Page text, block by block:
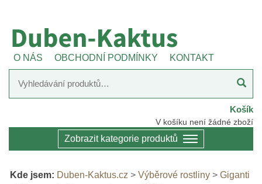
O NÁS OBCHODNÍ PODMÍNKY KONTAKT
Košík
V košíku není žádné zboží
Zobrazit kategorie produktů
Kde jsem: Duben-Kaktus.cz > Výběrové rostliny > Giganti